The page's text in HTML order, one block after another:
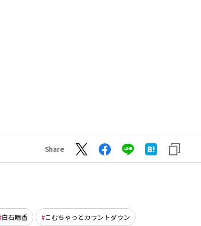
Share
白石晴香 こむちゃっとカウントダウン